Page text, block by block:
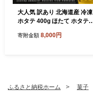
大人気 訳あり 北海道産 冷凍
ホタテ 400g ほたて ホタテ
大粒 天然 海鮮 ランキング 大
寄附金額 8,000円
ふるさと納税ホーム 菓子